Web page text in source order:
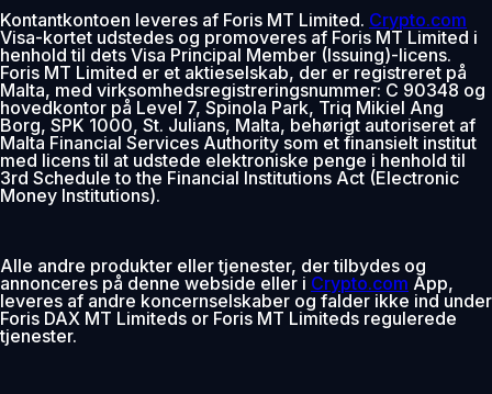
Kontantkontoen leveres af Foris MT Limited. Crypto.com
Visa-kortet udstedes og promoveres af Foris MT Limited i
henhold til dets Visa Principal Member (Issuing)-licens.
Foris MT Limited er et aktieselskab, der er registreret på
Malta, med virksomhedsregistreringsnummer: C 90348 og
hovedkontor på Level 7, Spinola Park, Triq Mikiel Ang
Borg, SPK 1000, St. Julians, Malta, behørigt autoriseret af
Malta Financial Services Authority som et finansielt institut
med licens til at udstede elektroniske penge i henhold til
3rd Schedule to the Financial Institutions Act (Electronic
Money Institutions).
Alle andre produkter eller tjenester, der tilbydes og
annonceres på denne webside eller i Crypto.com App,
leveres af andre koncernselskaber og falder ikke ind under
Foris DAX MT Limiteds or Foris MT Limiteds regulerede
tjenester.